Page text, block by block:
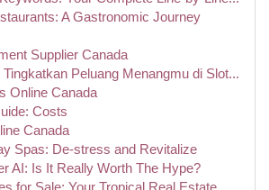
A Gastronomic Journey
Supplier Canada
Peluang Menangmu di Slot...
Online Canada
Costs
Canada
Spas: De-stress and Revitalize
AI: Is It Really Worth The Hype?